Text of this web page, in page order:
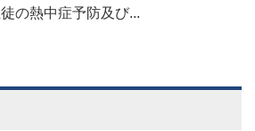
の熱中症予防及び...